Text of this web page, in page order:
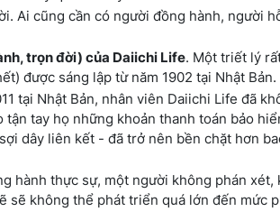
Ai cũng cần có người đồng hành, người
trọn đời) của Daiichi Life. Một triết lý
được sáng lập từ năm 1902 tại Nhật Bản.
tại Nhật Bản, nhân viên Daiichi Life đã
tay họ những khoản thanh toán bảo
dây liên kết - đã trở nên bền chặt hơn
hành thực sự, một người không phán xét,
sẽ không thể phát triển quá lớn đến mức